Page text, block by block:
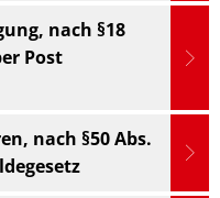
nach §18
Post
nach §50 Abs.